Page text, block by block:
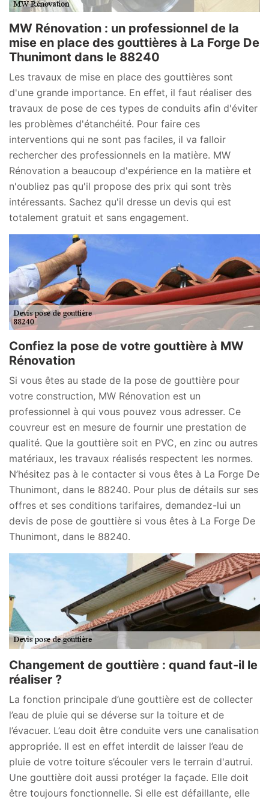
MW Rénovation : un professionnel de la
mise en place des gouttières à La Forge De
Thunimont dans le 88240
Les travaux de mise en place des gouttières sont
d'une grande importance. En effet, il faut réaliser des
travaux de pose de ces types de conduits afin d'éviter
les problèmes d'étanchéité. Pour faire ces
interventions qui ne sont pas faciles, il va falloir
rechercher des professionnels en la matière. MW
Rénovation a beaucoup d'expérience en la matière et
n'oubliez pas qu'il propose des prix qui sont très
intéressants. Sachez qu'il dresse un devis qui est
totalement gratuit et sans engagement.
Confiez la pose de votre gouttière à MW
Rénovation
Si vous êtes au stade de la pose de gouttière pour
votre construction, MW Rénovation est un
professionnel à qui vous pouvez vous adresser. Ce
couvreur est en mesure de fournir une prestation de
qualité. Que la gouttière soit en PVC, en zinc ou autres
matériaux, les travaux réalisés respectent les normes.
N’hésitez pas à le contacter si vous êtes à La Forge De
Thunimont, dans le 88240. Pour plus de détails sur ses
offres et ses conditions tarifaires, demandez-lui un
devis de pose de gouttière si vous êtes à La Forge De
Thunimont, dans le 88240.
Changement de gouttière : quand faut-il le
réaliser ?
La fonction principale d’une gouttière est de collecter
l’eau de pluie qui se déverse sur la toiture et de
l’évacuer. L’eau doit être conduite vers une canalisation
appropriée. Il est en effet interdit de laisser l’eau de
pluie de votre toiture s’écouler vers le terrain d'autrui.
Une gouttière doit aussi protéger la façade. Elle doit
être toujours fonctionnelle. Si elle est défaillante, elle